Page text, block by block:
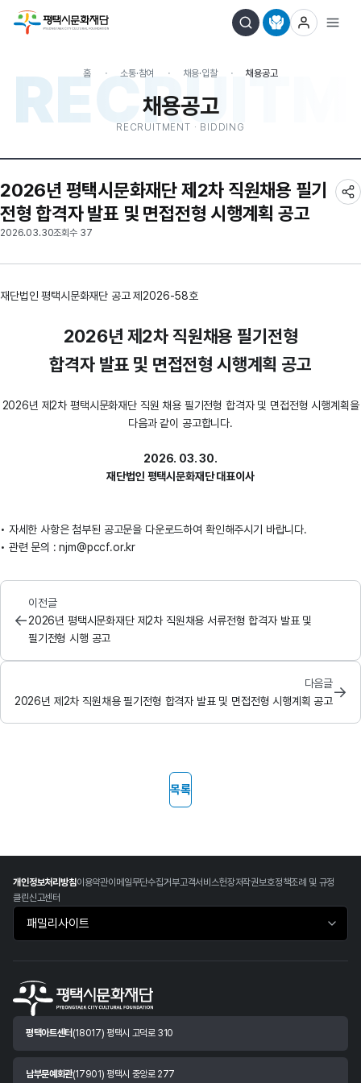
홈 소통·참여 채용·입찰 채용공고
채용공고
RECRUITMENT · BIDDING
2026년 평택시문화재단 제2차 직원채용 필기
전형 합격자 발표 및 면접전형 시행계획 공고
2026.03.30조회수 37
재단법인 평택시문화재단 공고 제2026-58호
2026년 제2차 직원채용 필기전형
합격자 발표 및 면접전형 시행계획 공고
2026년 제2차 평택시문화재단 직원 채용 필기전형 합격자 및 면접전형 시행계획을
다음과 같이 공고합니다.
2026. 03. 30.
재단법인 평택시문화재단 대표이사
• 자세한 사항은 첨부된 공고문을 다운로드하여 확인해주시기 바랍니다.
• 관련 문의 : njm@pccf.or.kr
←
이전글
2026년 평택시문화재단 제2차 직원채용 서류전형 합격자 발표 및
필기전형 시행 공고
→
다음글
2026년 제2차 직원채용 필기전형 합격자 발표 및 면접전형 시행계획 공고
목록
개인정보처리방침이용약관이메일무단수집거부고객서비스헌장저작권보호정책조례 및 규정
클린신고센터
패밀리사이트 바로가기
평택아트센터 (18017) 평택시 고덕로 310
남부문예회관(17901) 평택시 중앙로 277